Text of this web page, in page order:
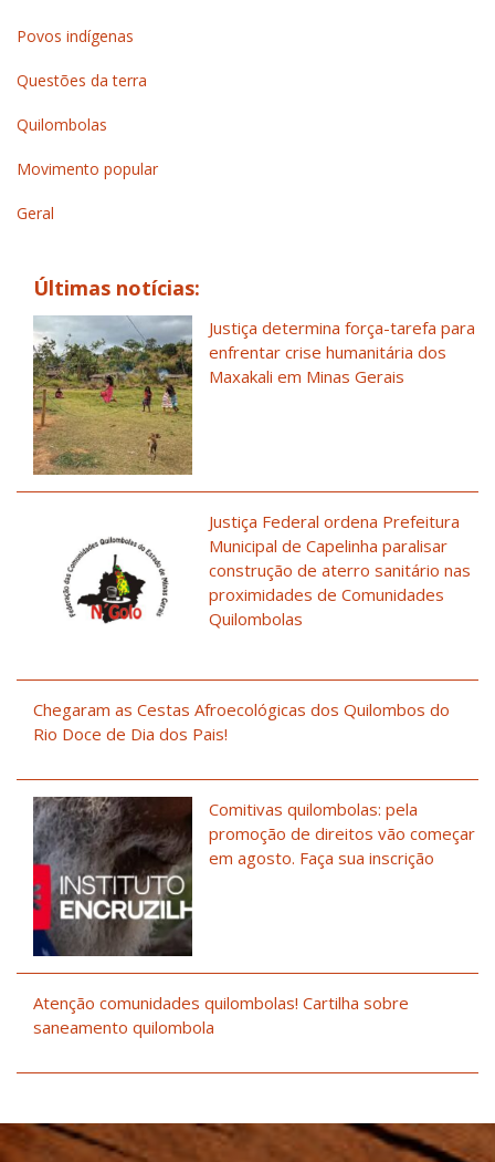
Povos indígenas
Questões da terra
Quilombolas
Movimento popular
Geral
Últimas notícias:
Justiça determina força-tarefa para
enfrentar crise humanitária dos
Maxakali em Minas Gerais
Justiça Federal ordena Prefeitura
Municipal de Capelinha paralisar
construção de aterro sanitário nas
proximidades de Comunidades
Quilombolas
Chegaram as Cestas Afroecológicas dos Quilombos do
Rio Doce de Dia dos Pais!
Comitivas quilombolas: pela
promoção de direitos vão começar
em agosto. Faça sua inscrição
Atenção comunidades quilombolas! Cartilha sobre
saneamento quilombola